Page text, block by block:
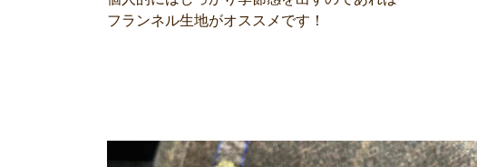
フランネル生地がオススメです！